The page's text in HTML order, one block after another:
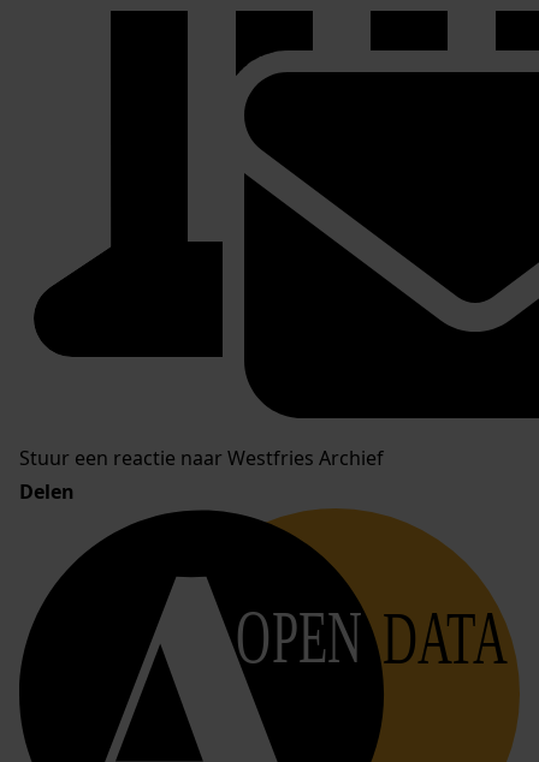
Stuur een reactie naar Westfries Archief
Delen
OPEN DATA